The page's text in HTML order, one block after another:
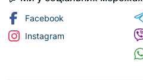
Facebook
Instagram